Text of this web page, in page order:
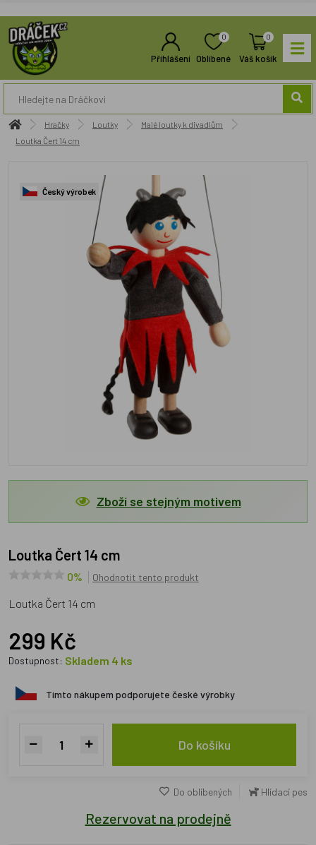
Přihlášení
0
Oblíbené
0
Váš košík
Hračky Loutky
Malé loutky k divadlům
Loutka Čert 14 cm
Český výrobek
Zboží se stejným motivem
Loutka Čert 14 cm
0% Ohodnotit tento produkt
Loutka Čert 14 cm
299 Kč
Dostupnost: Skladem 4 ks
Tímto nákupem podporujete české výrobky
Do košíku
Do oblíbených Hlídací pes
Rezervovat na prodejně